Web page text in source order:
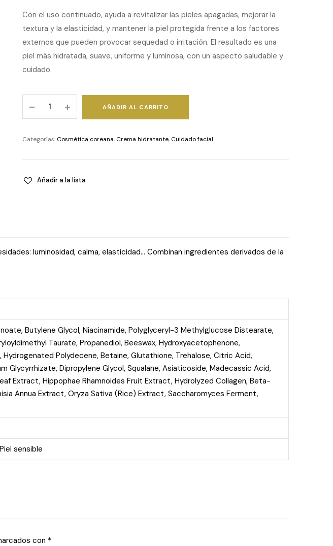
Con el uso continuado, ayuda a revitalizar las pieles apagadas, mejorar la
textura y la elasticidad, y mantener la piel protegida frente a los factores
externos que pueden provocar sequedad o irritación. El resultado es una
piel más hidratada, suave, uniforme y luminosa, con un aspecto saludable y
cuidado.
Glutathione
Facial
quantity
AÑADIR AL CARRITO
Categorías: Cosmética coreana, Crema hidratante, Cuidado facial
Añadir a la lista
luminosidad, calma, elasticidad… Combinan ingredientes derivados de la
Butylene Glycol, Niacinamide, Polyglyceryl-3 Methylglucose Distearate,
Taurate, Propanediol, Beeswax, Hydroxyacetophenone,
Polydecene, Betaine, Glutathione, Trehalose, Citric Acid,
Glycyrrhizate, Dipropylene Glycol, Squalane, Asiaticoside, Madecassic Acid,
Extract, Hippophae Rhamnoides Fruit Extract, Hydrolyzed Collagen, Beta-
Annua Extract, Oryza Sativa (Rice) Extract, Saccharomyces Ferment,
Piel sensible
con *